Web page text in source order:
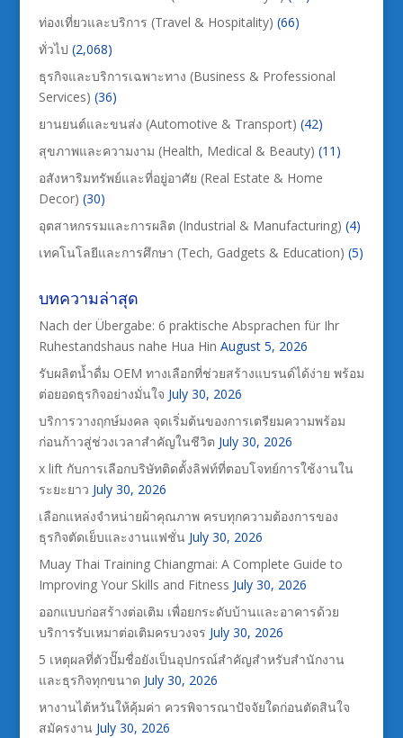
ท่องเที่ยวและบริการ (Travel & Hospitality) (66)
ทั่วไป (2,068)
ธุรกิจและบริการเฉพาะทาง (Business & Professional
Services) (36)
ยานยนต์และขนส่ง (Automotive & Transport) (42)
สุขภาพและความงาม (Health, Medical & Beauty) (11)
อสังหาริมทรัพย์และที่อยู่อาศัย (Real Estate & Home
Decor) (30)
อุตสาหกรรมและการผลิต (Industrial & Manufacturing) (4)
เทคโนโลยีและการศึกษา (Tech, Gadgets & Education) (5)
บทความล่าสุด
Nach der Übergabe: 6 praktische Absprachen für Ihr
Ruhestandshaus nahe Hua Hin August 5, 2026
รับผลิตน้ำดื่ม OEM ทางเลือกที่ช่วยสร้างแบรนด์ได้ง่าย พร้อม
ต่อยอดธุรกิจอย่างมั่นใจ July 30, 2026
บริการวางฤกษ์มงคล จุดเริ่มต้นของการเตรียมความพร้อม
ก่อนก้าวสู่ช่วงเวลาสำคัญในชีวิต July 30, 2026
x lift กับการเลือกบริษัทติดตั้งลิฟท์ที่ตอบโจทย์การใช้งานใน
ระยะยาว July 30, 2026
เลือกแหล่งจำหน่ายผ้าคุณภาพ ครบทุกความต้องการของ
ธุรกิจตัดเย็บและงานแฟชั่น July 30, 2026
Muay Thai Training Chiangmai: A Complete Guide to
Improving Your Skills and Fitness July 30, 2026
ออกแบบก่อสร้างต่อเติม เพื่อยกระดับบ้านและอาคารด้วย
บริการรับเหมาต่อเติมครบวงจร July 30, 2026
5 เหตุผลที่ตัวปั๊มชื่อยังเป็นอุปกรณ์สำคัญสำหรับสำนักงาน
และธุรกิจทุกขนาด July 30, 2026
หางานไต้หวันให้คุ้มค่า ควรพิจารณาปัจจัยใดก่อนตัดสินใจ
สมัครงาน July 30, 2026